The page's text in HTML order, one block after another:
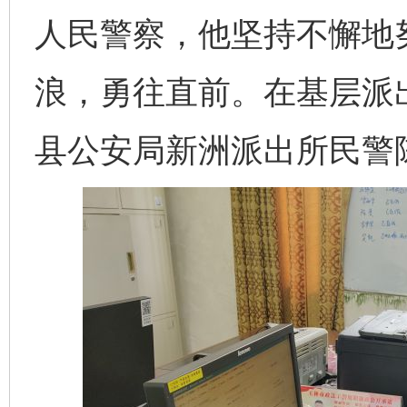
人民警察，他坚持不懈
浪，勇往直前。在基层
县公安局新洲派出所民警